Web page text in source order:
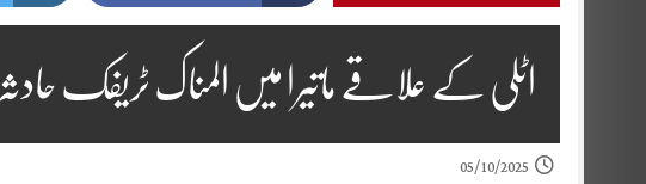
اٹلی کے علاقے ماتیرا میں المناک ٹریفک حادثہ
05/10/2025